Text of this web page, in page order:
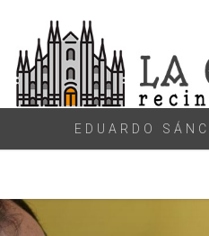
content
EDUARDO